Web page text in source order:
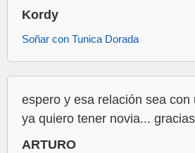
Kordy
Soñar con Tunica Dorada
espero y esa relación sea con
ya quiero tener novia...
ARTURO